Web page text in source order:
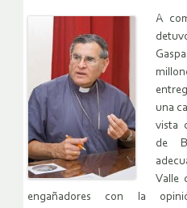
A
una
vista
de
Valle
engañadores con la